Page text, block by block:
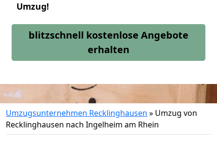
Umzug!
blitzschnell kostenlose Angebote
erhalten
Umzugsunternehmen Recklinghausen » Umzug von
Recklinghausen nach Ingelheim am Rhein